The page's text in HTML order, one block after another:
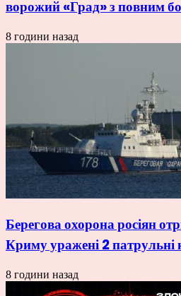
ворожий «Град» з повним
8 години назад
Берегова охорона росіян
Криму уражені 2 патрульні
8 години назад